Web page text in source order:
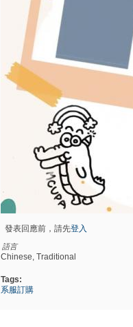
發表回應前，請先登入
語言
Chinese, Traditional
Tags:
系服訂購